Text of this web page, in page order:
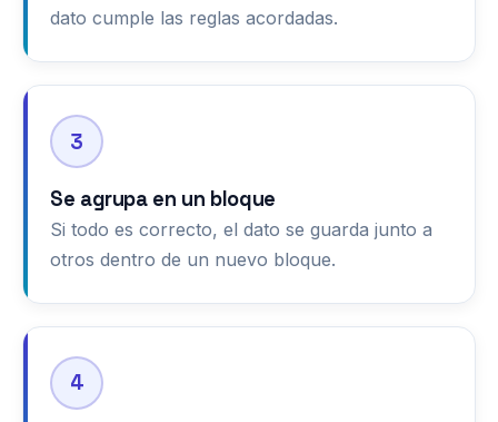
dato cumple las reglas acordadas.
3
Se agrupa en un bloque
Si todo es correcto, el dato se guarda junto a
otros dentro de un nuevo bloque.
4